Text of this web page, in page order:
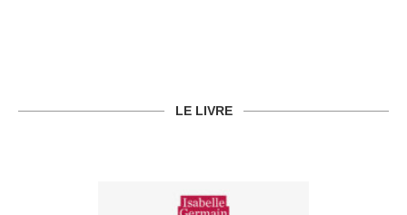
LE LIVRE